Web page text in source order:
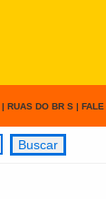
| RUAS DO BR S |